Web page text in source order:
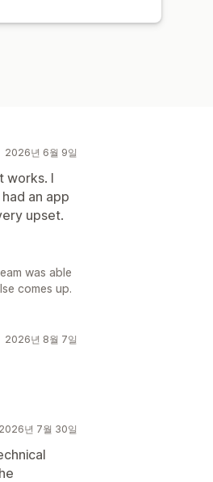
2026년 6월 9일
works. I
an app
upset.
was able
comes up.
2026년 8월 7일
2026년 7월 30일